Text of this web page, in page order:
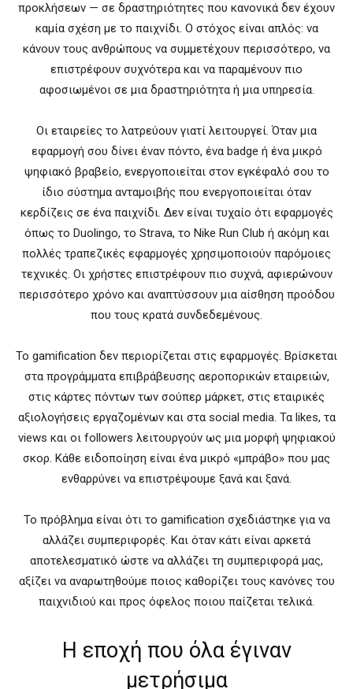
προκλήσεων — σε δραστηριότητες που κανονικά δεν έχουν
καμία σχέση με το παιχνίδι. Ο στόχος είναι απλός: να
κάνουν τους ανθρώπους να συμμετέχουν περισσότερο, να
επιστρέφουν συχνότερα και να παραμένουν πιο
αφοσιωμένοι σε μια δραστηριότητα ή μια υπηρεσία.
Οι εταιρείες το λατρεύουν γιατί λειτουργεί. Όταν μια
εφαρμογή σου δίνει έναν πόντο, ένα badge ή ένα μικρό
ψηφιακό βραβείο, ενεργοποιείται στον εγκέφαλό σου το
ίδιο σύστημα ανταμοιβής που ενεργοποιείται όταν
κερδίζεις σε ένα παιχνίδι. Δεν είναι τυχαίο ότι εφαρμογές
όπως το Duolingo, το Strava, το Nike Run Club ή ακόμη και
πολλές τραπεζικές εφαρμογές χρησιμοποιούν παρόμοιες
τεχνικές. Οι χρήστες επιστρέφουν πιο συχνά, αφιερώνουν
περισσότερο χρόνο και αναπτύσσουν μια αίσθηση προόδου
που τους κρατά συνδεδεμένους.
Το gamification δεν περιορίζεται στις εφαρμογές. Βρίσκεται
στα προγράμματα επιβράβευσης αεροπορικών εταιρειών,
στις κάρτες πόντων των σούπερ μάρκετ, στις εταιρικές
αξιολογήσεις εργαζομένων και στα social media. Τα likes, τα
views και οι followers λειτουργούν ως μια μορφή ψηφιακού
σκορ. Κάθε ειδοποίηση είναι ένα μικρό «μπράβο» που μας
ενθαρρύνει να επιστρέψουμε ξανά και ξανά.
Το πρόβλημα είναι ότι το gamification σχεδιάστηκε για να
αλλάζει συμπεριφορές. Και όταν κάτι είναι αρκετά
αποτελεσματικό ώστε να αλλάζει τη συμπεριφορά μας,
αξίζει να αναρωτηθούμε ποιος καθορίζει τους κανόνες του
παιχνιδιού και προς όφελος ποιου παίζεται τελικά.
Η εποχή που όλα έγιναν
μετρήσιμα